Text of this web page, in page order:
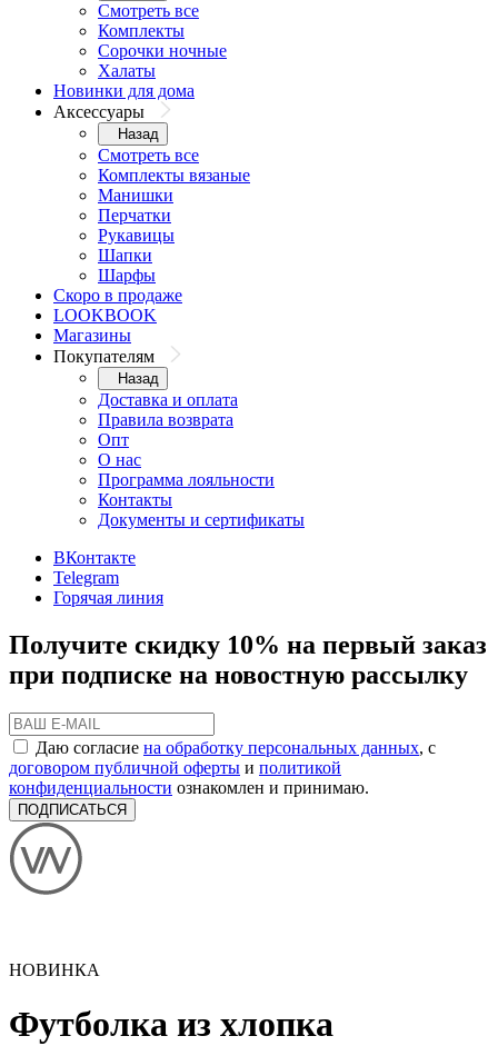
Смотреть все
Комплекты
Сорочки ночные
Халаты
Новинки для дома
Аксессуары
Назад
Смотреть все
Комплекты вязаные
Манишки
Перчатки
Рукавицы
Шапки
Шарфы
Скоро в продаже
LOOKBOOK
Магазины
Покупателям
Назад
Доставка и оплата
Правила возврата
Опт
О нас
Программа лояльности
Контакты
Документы и сертификаты
ВКонтакте
Telegram
Горячая линия
Получите скидку 10% на первый заказ
при подписке на новостную рассылку
Даю согласие на обработку персональных данных, с
договором публичной оферты и политикой
конфиденциальности ознакомлен и принимаю.
ПОДПИСАТЬСЯ
НОВИНКА
Футболка из хлопка